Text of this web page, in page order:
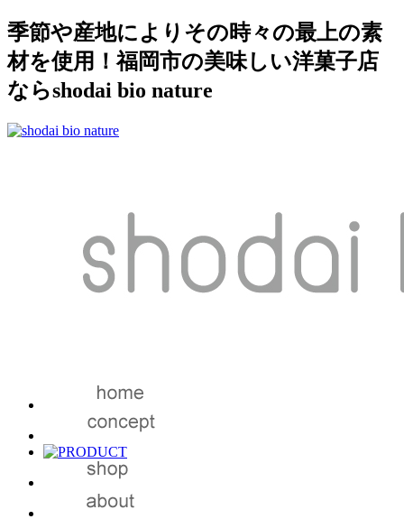
季節や産地によりその時々の最上の素
材を使用！福岡市の美味しい洋菓子店
ならshodai bio nature